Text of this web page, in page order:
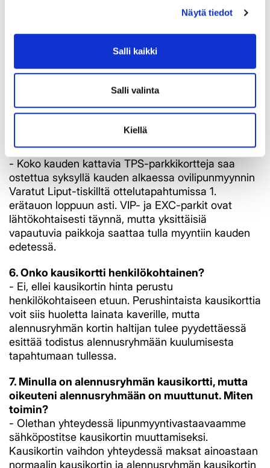
Näytä tiedot
Salli kaikki
Salli valinta
Kiellä
jossa kausikortti tarkistetaan ja kertalippu voidaan
4. Haluan vaihtaa paikkaa, miten toimin?
-Jos haluat säilyttää kausikorttisi, mutta vaihtaa
Tavoitat TPS-tuen numerosta
0106331074(arkisin klo 10-16, maksullinen
palvelunumero) tai sähköpostil
5. Mistä saan ostettua parkkiluvan?
- Koko kauden kattavia TPS-parkkikortteja saa
ostettua syksyllä kauden alkaessa ovilipunmyynnin
Varatut Liput-tiskilltä ottelutapahtumissa 1.
erätauon loppuun asti. VIP- ja EXC-parkit ovat
lähtökohtaisesti täynnä, mutta yksittäisiä
vapautuvia paikkoja saattaa tulla myyntiin kauden
edetessä.
6. Onko kausikortti henkilökohtainen?
- Ei, ellei kausikortin hinta perustu
henkilökohtaiseen etuun. Perushintaista kausikorttia
voit siis huoletta lainata kaverille, mutta
alennusryhmän kortin haltijan tulee pyydettäessä
esittää todistus alennusryhmään kuulumisesta
tapahtumaan tullessa.
7. Minulla on alennusryhmän kausikortti, mutta
oikeuteni alennusryhmään on muuttunut. Miten
toimin?
- Olethan yhteydessä lipunmyyntivastaavaamme
sähköpostitse kausikortin muuttamiseksi.
Kausikortin vaihdon yhteydessä maksat ainoastaan
normaalin kausikortin ja alennusryhmän kausikortin